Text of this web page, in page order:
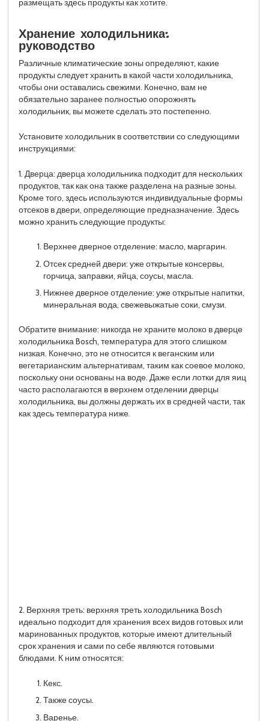
размещать здесь продукты как хотите.
Хранение холодильника:
руководство
Различные климатические зоны определяют, какие
продукты следует хранить в какой части холодильника,
чтобы они оставались свежими. Конечно, вам не
обязательно заранее полностью опорожнять
холодильник, вы можете сделать это постепенно.
Установите холодильник в соответствии со следующими
инструкциями:
1. Дверца: дверца холодильника подходит для нескольких
продуктов, так как она также разделена на разные зоны.
Кроме того, здесь используются индивидуальные формы
отсеков в двери, определяющие предназначение. Здесь
можно хранить следующие продукты:
Верхнее дверное отделение: масло, маргарин.
Отсек средней двери: уже открытые консервы,
горчица, заправки, яйца, соусы, масла.
Нижнее дверное отделение: уже открытые напитки,
минеральная вода, свежевыжатые соки, смузи.
Обратите внимание: никогда не храните молоко в дверце
холодильника Bosch, температура для этого слишком
низкая. Конечно, это не относится к веганским или
вегетарианским альтернативам, таким как соевое молоко,
поскольку они основаны на воде. Даже если лотки для яиц
часто располагаются в верхнем отделении дверцы
холодильника, вы должны держать их в средней части, так
как здесь температура ниже.
2. Верхняя треть: верхняя треть холодильника Bosch
идеально подходит для хранения всех видов готовых или
маринованных продуктов, которые имеют длительный
срок хранения и сами по себе являются готовыми
блюдами. К ним относятся:
Кекс.
Также соусы.
Варенье.